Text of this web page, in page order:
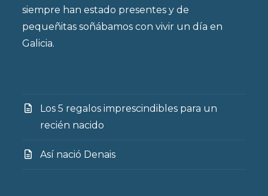
siempre han estado presentes y de
pequeñitas soñábamos con vivir un día en
Galicia.
Los 5 regalos imprescindibles para un
recién nacido
Así nació Denais